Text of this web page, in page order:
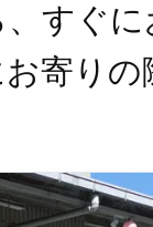
すぐ
寄り